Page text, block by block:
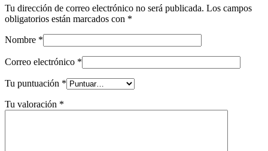
Tu dirección de correo electrónico no será publicada. Los campos
obligatorios están marcados con *
Nombre *
Correo electrónico *
Tu puntuación *
Tu valoración *